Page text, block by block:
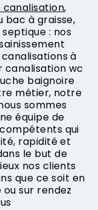
canalisation,
bac à graisse,
: nos
à
canalisation wc
baignoire
métier, notre
sommes
équipe de
qui
rapidité et
le but de
nos clients
que ce soit en
sur rendez